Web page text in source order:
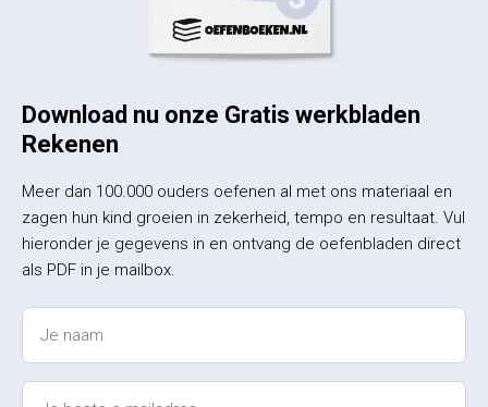
Download nu onze Gratis werkbladen
Rekenen
Meer dan 100.000 ouders oefenen al met ons materiaal en
zagen hun kind groeien in zekerheid, tempo en resultaat. Vul
hieronder je gegevens in en ontvang de oefenbladen direct
als PDF in je mailbox.